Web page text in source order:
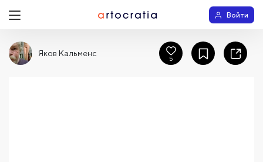
Войти
Яков Кальменс
5